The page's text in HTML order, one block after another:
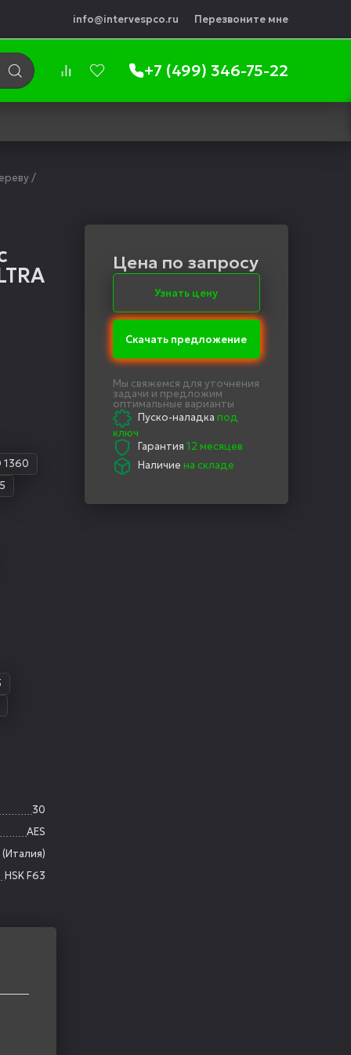
info@intervespco.ru Перезвоните мне
+7 (499) 346-75-22
/
1360
30
AES
(Италия)
HSK F63
Цена по запросу
Узнать цену
Скачать предложение
Мы свяжемся для уточнения
задачи и предложим
оптимальные варианты
Пуско-наладка под
ключ
Гарантия 12 месяцев
Наличие на складе